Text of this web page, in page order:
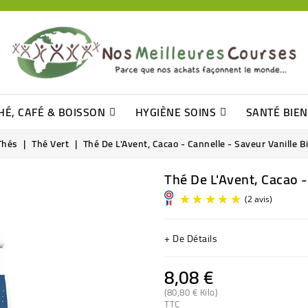
CAFÉ & BOISSON HYGIÈNE SOINS SANTÉ
Thé Vert Thé De L'Avent, Cacao - Cannelle - Saveur Vanille
Thé De L'Avent,
+ De Détails
8,08 €
(80,80 € Kilo)
TTC